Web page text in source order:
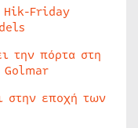
Hik-Friday
την πόρτα στη
Golmar
στην εποχή των